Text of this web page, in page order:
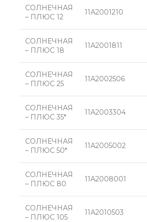
СОЛНЕЧНАЯ
– ПЛЮС 12
11А2001210
СОЛНЕЧНАЯ
– ПЛЮС 18
11А2001811
СОЛНЕЧНАЯ
– ПЛЮС 25
11А2002506
СОЛНЕЧНАЯ
– ПЛЮС 35*
11А2003304
СОЛНЕЧНАЯ
– ПЛЮС 50*
11А2005002
СОЛНЕЧНАЯ
– ПЛЮС 80
11А2008001
СОЛНЕЧНАЯ
– ПЛЮС 105
11А2010503